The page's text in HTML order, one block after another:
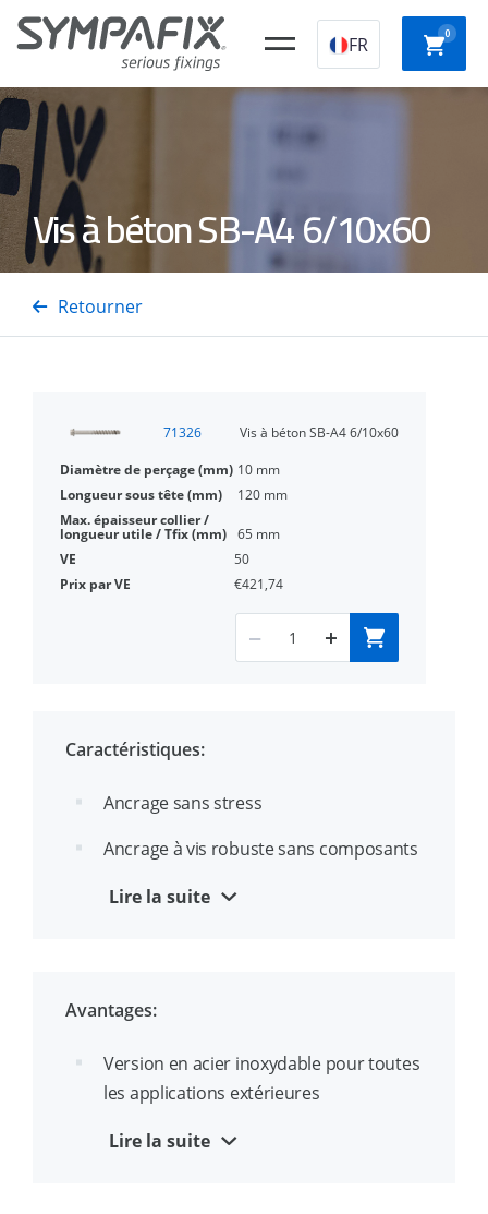
FR 0
CHIMIQUESMECANIQUESen plastique
épines
POUR
CLOUEURS POUR
Vis à béton SB-A4 6/10x60
Retourner
71326
Vis à béton SB-A4 6/10x60
10 mm
120 mm
65 mm
50
€421,74
Caractéristiques:
Ancrage sans stress
Ancrage à vis robuste sans composants
Identification du diamètre et de la
longueur sur la tête
Convient pour un montage traversant
Lire la suite
Avantages:
Version en acier inoxydable pour toutes
les applications extérieures
Utilisable près du bord
Lire la suite